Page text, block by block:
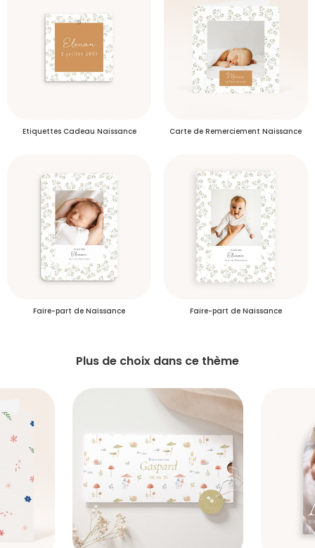
Délais de livraison des échantillons
Etiquettes Cadeau Naissance Carte de Remerciement Naissance
Faire-part de Naissance Faire-part de Naissance
Plus de choix dans ce thème